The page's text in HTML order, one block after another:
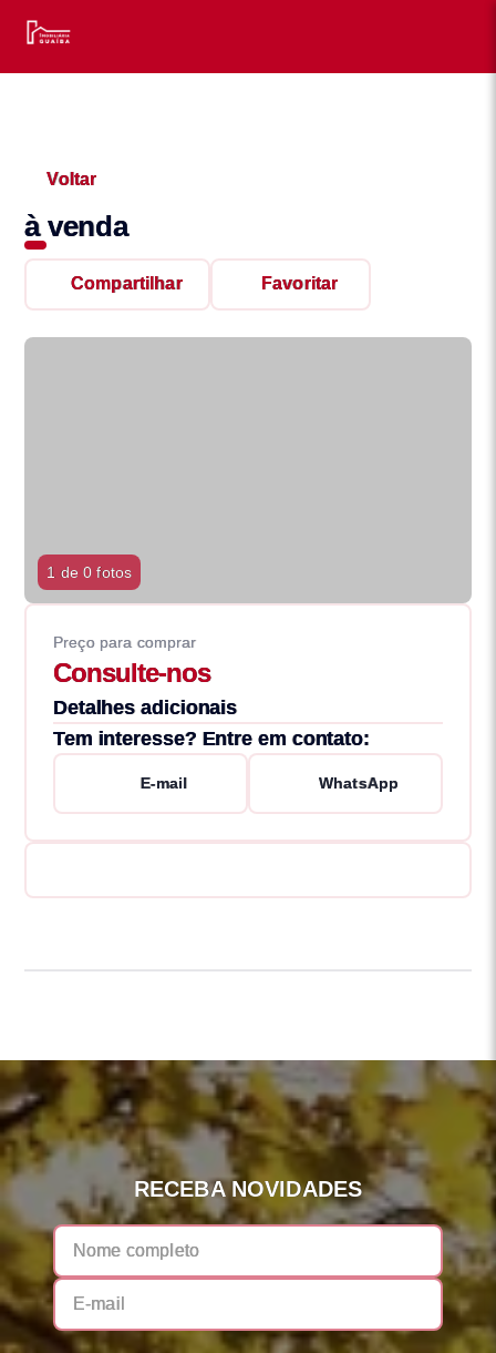
Voltar
à venda
Compartilhar Favoritar
1 de 0 fotos
Preço para comprar
Consulte-nos
Detalhes adicionais
Tem interesse? Entre em contato:
E-mail WhatsApp
RECEBA NOVIDADES